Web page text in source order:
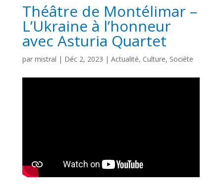
Théâtre de Montélimar –
L’Ukraine à l’honneur
avec Asturia Quartet
par mistral | Déc 2, 2023 | Actualité, Culture, Sociéte